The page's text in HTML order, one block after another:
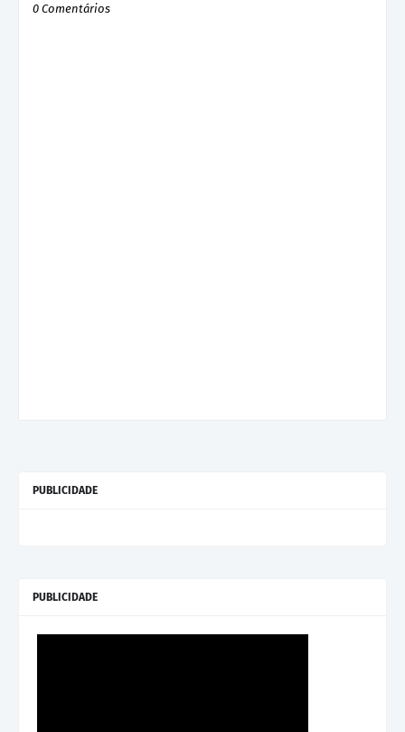
0 Comentários
PUBLICIDADE
PUBLICIDADE